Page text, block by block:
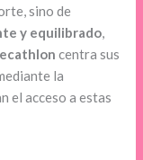
sino de
y equilibrado,
centra sus
la
el acceso a estas